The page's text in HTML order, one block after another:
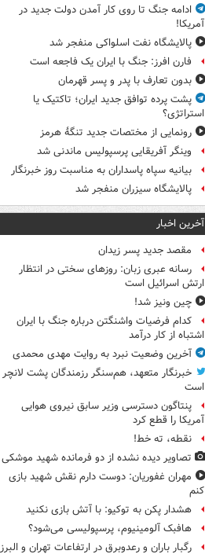
ادامه جنگ تا روی کار آمدن دولت جدید در
آمریکا!
پالایشگاه نفت اسلواکی منفجر شد
فارن افرز: جنگ با ایران یک فاجعه است
بدون تعارف با پدر و پسر قهرمان
پشت پرده توافق جدید ایران؛ تاکتیک یا
استراتژی؟
رونمایی از مختصات جدید تنگۀ هرمز
وینگر آفریقایی پرسپولیس ماندنی شد
بیانیه سپاه پاسداران به مناسبت روز خبرنگار
پالایشگاه سیزران منفجر شد
آخرین اخبار
مقصد جدید پسر زیدان
رسانه عبری زبان: روزهای سختی در انتظار
ارتش اسرائیل است
چین ونیز شد!
کدام فرضیات واشنگتن درباره جنگ با ایران
اشتباه از کار درآمد
آخرین وضعیت نبرد به روایت مهدی محمدی
خبرنگار متعهد، هم‌سنگر رزمندگان پشت لانچر
است
پنتاگون دسترسی وزیر سابق نیروی هوایی
آمریکا را قطع کرد
نقطه، ته خط!
تصاویر دیده‌ نشده از دو فرمانده شهید موشکی
مهران غفوریان: دوست دارم نقش شهید بازی
کنم
هشدار پکن به توکیو: با آتش بازی نکنید
هافبک آلومینیوم، پرسپولیسی می‌شود؟
رگبار باران و رعدوبرق در ارتفاعات تهران و البرز